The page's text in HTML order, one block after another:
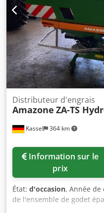
Kassel 364 km
Distributeur d'engrais
Amazone ZA-TS
prix
État: d'occasion, Année
de l'ensemble de godet
entraînement hydraulique